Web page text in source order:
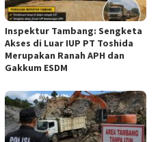
Inspektur Tambang: Sengketa
Akses di Luar IUP PT Toshida
Merupakan Ranah APH dan
Gakkum ESDM